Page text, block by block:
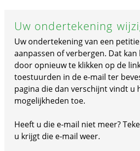
Uw ondertekening
Uw ondertekening van een
aanpassen of verbergen. Dat kan
door opnieuw te klikken op de
toestuurden in de e-mail ter
pagina die dan verschijnt vindt u
mogelijkheden toe.
Heeft u die e-mail niet meer?
u krijgt die e-mail weer.